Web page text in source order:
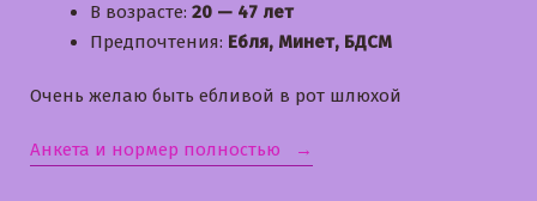
В возрасте: 20 — 47 лет
Предпочтения: Ебля, Минет, БДСМ
Очень желаю быть ебливой в рот шлюхой
Анкета и нормер полностью «Натали»